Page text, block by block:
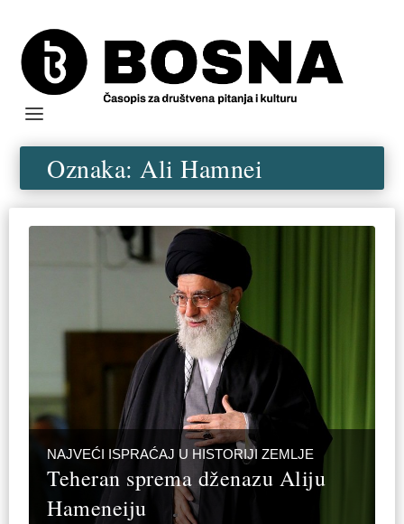
Oznaka:Ali Hamnei
NAJVEĆI ISPRAĆAJ U HISTORIJI ZEMLJE
Teheran sprema dženazu Aliju
Hameneiju